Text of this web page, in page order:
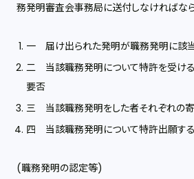
務発明審査会事務局に送付しなければなら
一 届け出られた発明が職務発明に該
二 当該職務発明について特許を受け
要否
三 当該職務発明をした者それぞれの
四 当該職務発明について特許出願す
(職務発明の認定等)